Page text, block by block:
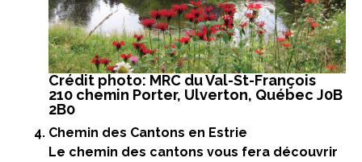
Crédit photo: MRC du Val-St-François
210 chemin Porter, Ulverton, Québec J0B
2B0
Chemin des Cantons en Estrie
Le chemin des cantons vous fera découvrir